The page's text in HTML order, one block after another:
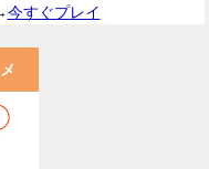
今すぐプレイ